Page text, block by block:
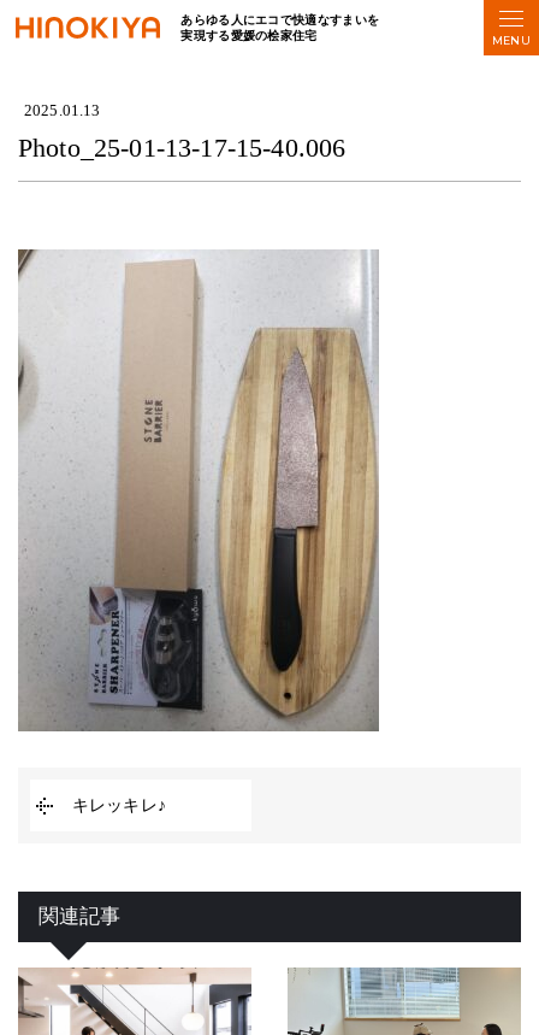
あらゆる人にエコで快適なすまいを
実現する愛媛の桧家住宅
Photo_25-01-13-17-15-40.006
2025.01.13
Photo_25-01-13-17-15-40.006
キレッキレ♪
関連記事